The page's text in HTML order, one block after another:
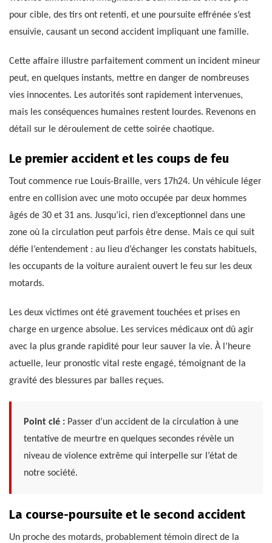
pour cible, des tirs ont retenti, et une poursuite effrénée s’est
ensuivie, causant un second accident impliquant une famille.
Cette affaire illustre parfaitement comment un incident mineur
peut, en quelques instants, mettre en danger de nombreuses
vies innocentes. Les autorités sont rapidement intervenues,
mais les conséquences humaines restent lourdes. Revenons en
détail sur le déroulement de cette soirée chaotique.
Le premier accident et les coups de feu
Tout commence rue Louis-Braille, vers 17h24. Un véhicule léger
entre en collision avec une moto occupée par deux hommes
âgés de 30 et 31 ans. Jusqu’ici, rien d’exceptionnel dans une
zone où la circulation peut parfois être dense. Mais ce qui suit
défie l’entendement : au lieu d’échanger les constats habituels,
les occupants de la voiture auraient ouvert le feu sur les deux
motards.
Les deux victimes ont été gravement touchées et prises en
charge en urgence absolue. Les services médicaux ont dû agir
avec la plus grande rapidité pour leur sauver la vie. À l’heure
actuelle, leur pronostic vital reste engagé, témoignant de la
gravité des blessures par balles reçues.
Point clé : Passer d’un accident de la circulation à une
tentative de meurtre en quelques secondes révèle un
niveau de violence extrême qui interpelle sur l’état de
notre société.
La course-poursuite et le second accident
Un proche des motards, probablement témoin direct de la